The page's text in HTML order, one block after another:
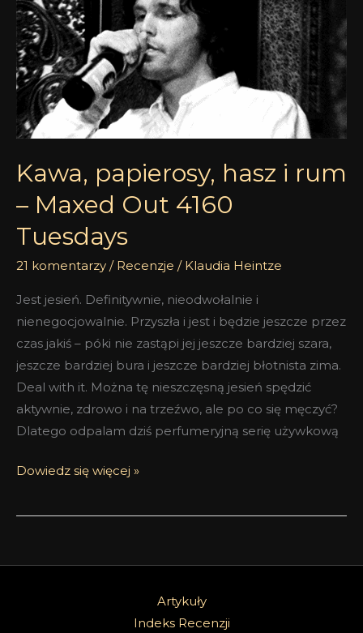
Kawa, papierosy, hasz i rum
– Maxed Out 4160
Tuesdays
21 komentarzy / Recenzje / Klaudia Heintze
Jest jesień. Definitywnie, nieodwołalnie i
nienegocjowalnie. Przyszła i jest i będzie jeszcze przez
czas jakiś – póki nie zastąpi jej jeszcze bardziej szara,
jeszcze bardziej bura i jeszcze bardziej błotnista zima.
Deal with it. Można tę nieszczęsną jesień spędzić
aktywnie, zdrowo i na trzeźwo, ale po co się męczyć?
Dlatego odpalam dziś perfumeryjną serię używkową
hasz
i
rum
–
Maxed
Out
4160
Dowiedz się więcej »
Artykuły
Indeks Recenzji